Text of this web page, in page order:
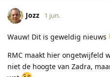
Jozz 1 jun.
Wauw! Dit is geweldig nieuws
RMC maakt hier ongetwijfeld
niet de hoogte van Zadra,